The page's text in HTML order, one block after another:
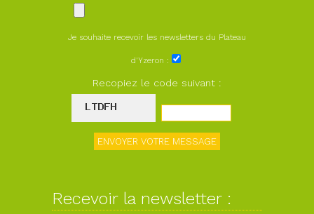
Je souhaite recevoir les newsletters du Plateau
d'Yzeron :
Recopiez le code suivant :
Recevoir la newsletter :